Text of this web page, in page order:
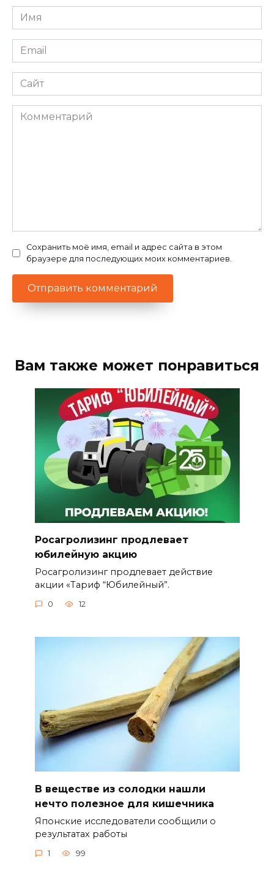
Имя
*
Email
*
Сайт
Комментарий
Сохранить моё имя, email и адрес сайта в этом
браузере для последующих моих комментариев.
Вам также может понравиться
Росагролизинг продлевает
юбилейную акцию
Росагролизинг продлевает действие
акции «Тариф “Юбилейный”.
0 12
В веществе из солодки нашли
нечто полезное для кишечника
Японские исследователи сообщили о
результатах работы
1 99